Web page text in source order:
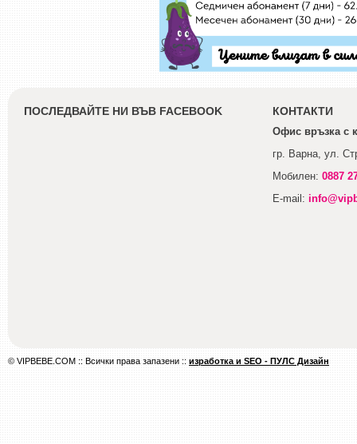
ПОСЛЕДВАЙТЕ НИ ВЪВ FACEBOOK КОНТАКТИ
Офис връзка с
гр. Варна, ул.
Мобилен: 0887
E-mail:
© VIPBEBE.COM :: Всички права запазени :: изработка и SEO - ПУЛС Дизайн